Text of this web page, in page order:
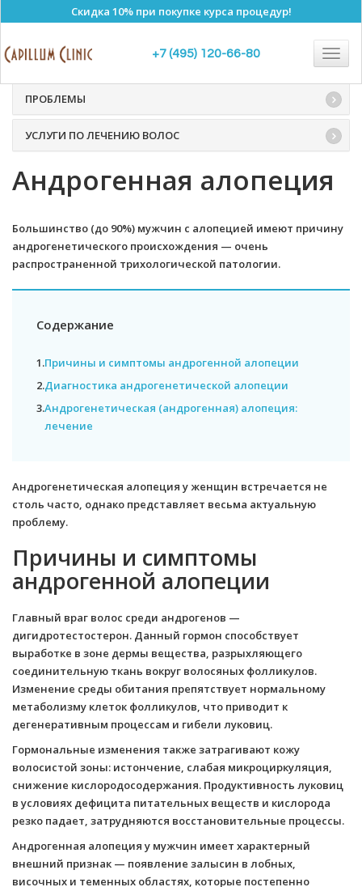
Скидка 10% при покупке курса процедур!
+7 (495) 120-66-80
Алопеция
ПРОБЛЕМЫ
УСЛУГИ ПО ЛЕЧЕНИЮ ВОЛОС
Андрогенная алопеция
Большинство (до 90%) мужчин с алопецией имеют причину
андрогенетического происхождения — очень
распространенной трихологической патологии.
Содержание
1.Причины и симптомы андрогенной алопеции
2.Диагностика андрогенетической алопеции
3.Андрогенетическая (андрогенная) алопеция:
лечение
Андрогенетическая алопеция у женщин встречается не
столь часто, однако представляет весьма актуальную
проблему.
Причины и симптомы
андрогенной алопеции
Главный враг волос среди андрогенов —
дигидротестостерон. Данный гормон способствует
выработке в зоне дермы вещества, разрыхляющего
соединительную ткань вокруг волосяных фолликулов.
Изменение среды обитания препятствует нормальному
метаболизму клеток фолликулов, что приводит к
дегенеративным процессам и гибели луковиц.
Гормональные изменения также затрагивают кожу
волосистой зоны: истончение, слабая микроциркуляция,
снижение кислородосодержания. Продуктивность луковиц
в условиях дефицита питательных веществ и кислорода
резко падает, затрудняются восстановительные процессы.
Андрогенная алопеция у мужчин имеет характерный
внешний признак — появление залысин в лобных,
височных и теменных областях, которые постепенно